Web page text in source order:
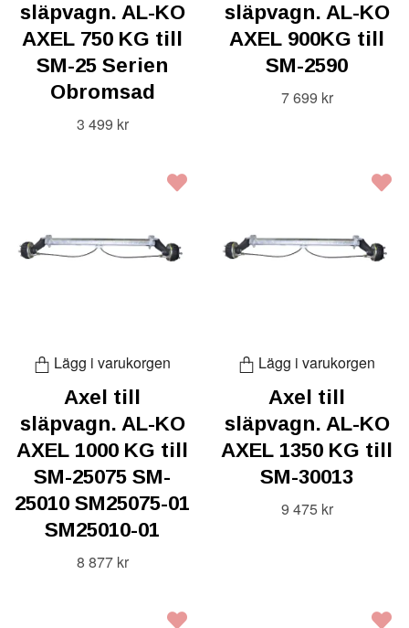
släpvagn. AL-KO
AXEL 750 KG till
SM-25 Serien
Obromsad
3 499 kr
släpvagn. AL-KO
AXEL 900KG till
SM-2590
7 699 kr
Lägg i varukorgen
Axel till
släpvagn. AL-KO
AXEL 1000 KG till
SM-25075 SM-
25010 SM25075-01
SM25010-01
8 877 kr
Lägg i varukorgen
Axel till
släpvagn. AL-KO
AXEL 1350 KG till
SM-30013
9 475 kr